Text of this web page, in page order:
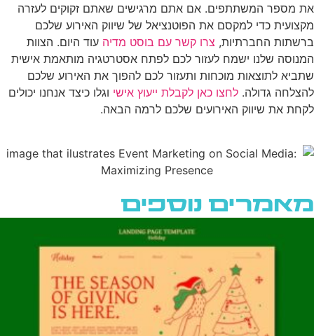
את מספר המשתתפים. אם אתם מרגישים שאתם זקוקים לעזרה
מקצועית כדי למקסם את הפוטנציאל של שיווק האירוע שלכם
ברשתות החברתיות, צרו קשר עם בוסט מדיה עוד היום. הצוות
המנוסה שלנו ישמח לעזור לכם לפתח אסטרטגיה מותאמת אישית
שתביא לתוצאות מוכחות ותעזור לכם להפוך את האירוע שלכם
להצלחה גדולה. לחצו כאן לקבלת ייעוץ אישי וגלו כיצד אנחנו יכולים
לקחת את שיווק האירועים שלכם לרמה הבאה.
מאמרים נוספים